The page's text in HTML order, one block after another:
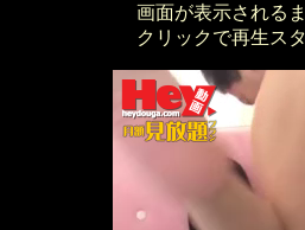
画面が表示される
クリックで再生ス